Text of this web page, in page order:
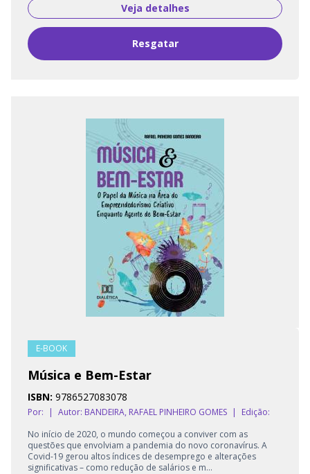
Veja detalhes
Resgatar
E-BOOK
Música e Bem-Estar
ISBN: 9786527083078
Por: | Autor: BANDEIRA, RAFAEL PINHEIRO GOMES |
Edição:
No início de 2020, o mundo começou a conviver com as
questões que envolviam a pandemia do novo coronavírus. A
Covid-19 gerou altos índices de desemprego e alterações
significativas – como redução de salários e m...